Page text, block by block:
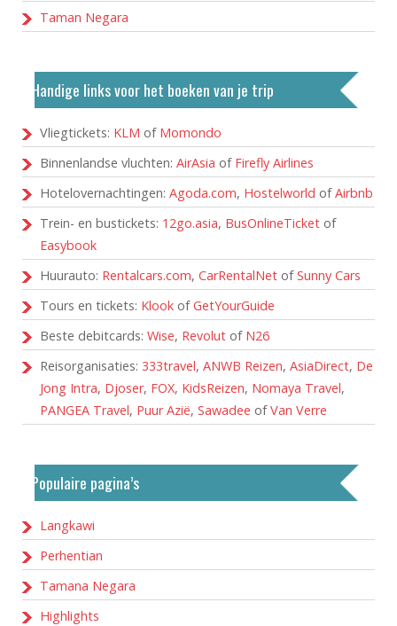
Taman Negara
Handige links voor het boeken van je trip
Vliegtickets: KLM of Momondo
Binnenlandse vluchten: AirAsia of Firefly Airlines
Hotelovernachtingen: Agoda.com, Hostelworld ofAirbnb
Trein- en bustickets: 12go.asia, BusOnlineTicket of
Easybook
Huurauto: Rentalcars.com, CarRentalNet ofSunny Cars
Tours en tickets: Klook ofGetYourGuide
Beste debitcards: Wise, Revolut of N26
Reisorganisaties: 333travel, ANWB Reizen, AsiaDirect, De
Jong Intra, Djoser, FOX, KidsReizen, Nomaya Travel,
PANGEA Travel, Puur Azië, Sawadee ofVan Verre
Populaire pagina’s
Langkawi
Perhentian
Tamana Negara
Highlights